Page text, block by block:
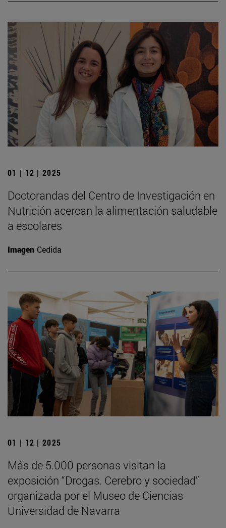
01 | 12 | 2025
Doctorandas del Centro de Investigación en
Nutrición acercan la alimentación saludable
a escolares
Imagen Cedida
01 | 12 | 2025
Más de 5.000 personas visitan la
exposición “Drogas. Cerebro y sociedad”
organizada por el Museo de Ciencias
Universidad de Navarra